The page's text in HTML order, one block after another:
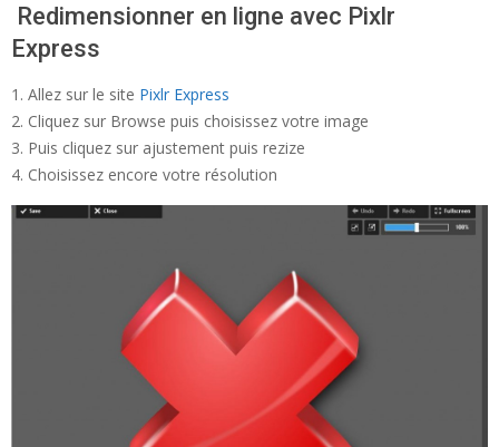
Redimensionner en ligne avec Pixlr
Express
Allez sur le site Pixlr Express
Cliquez sur Browse puis choisissez votre image
Puis cliquez sur ajustement puis rezize
Choisissez encore votre résolution